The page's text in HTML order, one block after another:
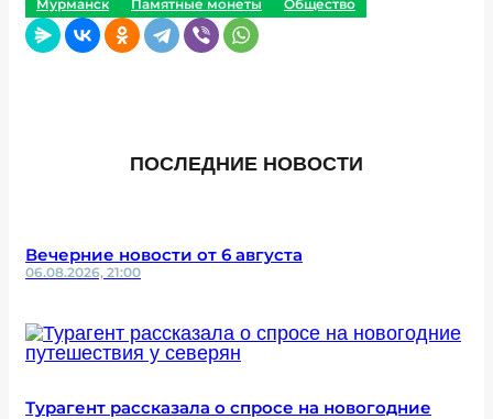
Мурманск Памятные монеты Общество
ПОСЛЕДНИЕ НОВОСТИ
Вечерние новости от 6 августа
06.08.2026, 21:00
Турагент рассказала о спросе на новогодние